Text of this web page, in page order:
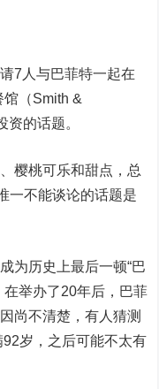
7人与巴菲特一起在
馆（Smith &
的话题。
桃可乐和甜点，总
一不能谈论的话题是
历史上最后一顿“巴
在举办了20年后，巴菲
尚不清楚，有人猜测
岁，之后可能不太有